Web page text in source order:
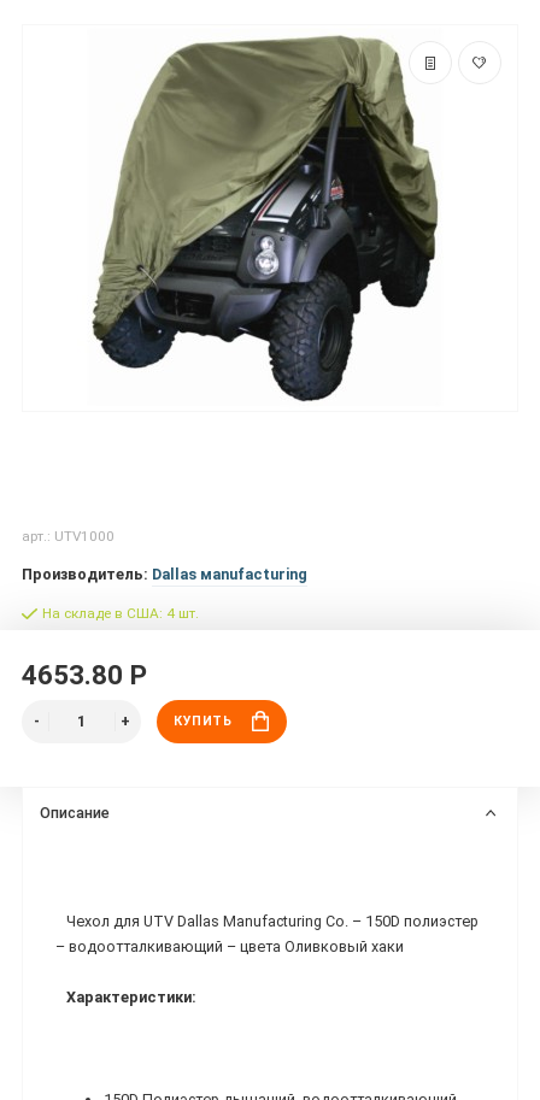
арт.: UTV1000
Производитель: Dallas мanufacturing
На складе в США: 4 шт.
4653.80 Р
КУПИТЬ
Описание
Чехол для UTV Dallas Manufacturing Co. – 150D полиэстер
– водоотталкивающий – цвета Оливковый хаки
Характеристики: